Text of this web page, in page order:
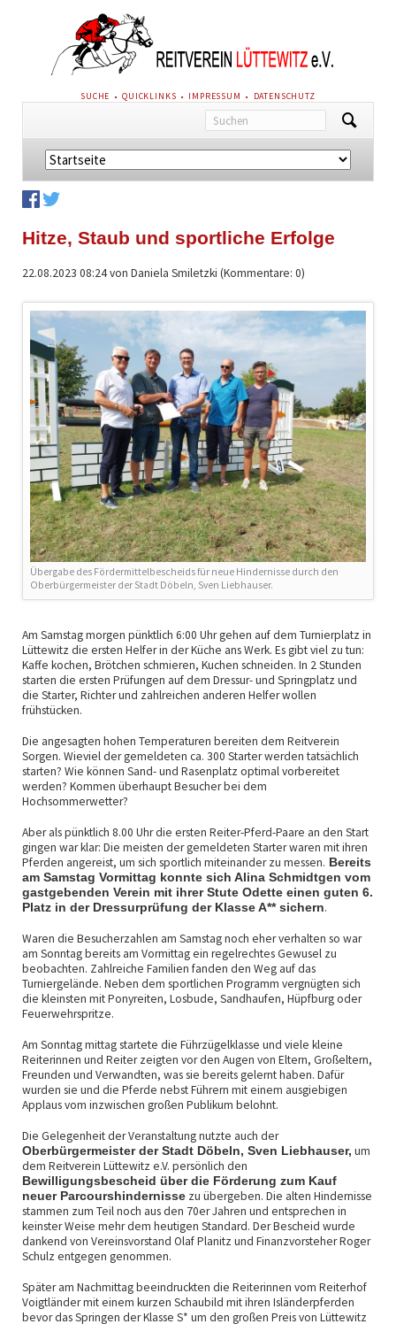
NAVIGATION
ÜBERSPRINGEN
SUCHE QUICKLINKS IMPRESSUM DATENSCHUTZ
Navigation
überspringen
Hitze, Staub und sportliche Erfolge
22.08.2023 08:24von Daniela Smiletzki (Kommentare: 0)
Übergabe des Fördermittelbescheids für neue Hindernisse durch den
Oberbürgermeister der Stadt Döbeln, Sven Liebhauser.
Am Samstag morgen pünktlich 6:00 Uhr gehen auf dem Turnierplatz in
Lüttewitz die ersten Helfer in der Küche ans Werk. Es gibt viel zu tun:
Kaffe kochen, Brötchen schmieren, Kuchen schneiden. In 2 Stunden
starten die ersten Prüfungen auf dem Dressur- und Springplatz und
die Starter, Richter und zahlreichen anderen Helfer wollen
frühstücken.
Die angesagten hohen Temperaturen bereiten dem Reitverein
Sorgen. Wieviel der gemeldeten ca. 300 Starter werden tatsächlich
starten? Wie können Sand- und Rasenplatz optimal vorbereitet
werden? Kommen überhaupt Besucher bei dem
Hochsommerwetter?
Aber als pünktlich 8.00 Uhr die ersten Reiter-Pferd-Paare an den Start
gingen war klar: Die meisten der gemeldeten Starter waren mit ihren
Pferden angereist, um sich sportlich miteinander zu messen. Bereits
am Samstag Vormittag konnte sich Alina Schmidtgen vom
gastgebenden Verein mit ihrer Stute Odette einen guten 6.
Platz in der Dressurprüfung der Klasse A** sichern.
Waren die Besucherzahlen am Samstag noch eher verhalten so war
am Sonntag bereits am Vormittag ein regelrechtes Gewusel zu
beobachten. Zahlreiche Familien fanden den Weg auf das
Turniergelände. Neben dem sportlichen Programm vergnügten sich
die kleinsten mit Ponyreiten, Losbude, Sandhaufen, Hüpfburg oder
Feuerwehrspritze.
Am Sonntag mittag startete die Führzügelklasse und viele kleine
Reiterinnen und Reiter zeigten vor den Augen von Eltern, Großeltern,
Freunden und Verwandten, was sie bereits gelernt haben. Dafür
wurden sie und die Pferde nebst Führern mit einem ausgiebigen
Applaus vom inzwischen großen Publikum belohnt.
Die Gelegenheit der Veranstaltung nutzte auch der
Oberbürgermeister der Stadt Döbeln, Sven Liebhauser, um
dem Reitverein Lüttewitz e.V. persönlich den
Bewilligungsbescheid über die Förderung zum Kauf
neuer Parcourshindernissezu übergeben. Die alten Hindernisse
stammen zum Teil noch aus den 70er Jahren und entsprechen in
keinster Weise mehr dem heutigen Standard. Der Bescheid wurde
dankend von Vereinsvorstand Olaf Planitz und Finanzvorsteher Roger
Schulz entgegen genommen.
Später am Nachmittag beeindruckten die Reiterinnen vom Reiterhof
Voigtländer mit einem kurzen Schaubild mit ihren Isländerpferden
bevor das Springen der Klasse S* um den großen Preis von Lüttewitz